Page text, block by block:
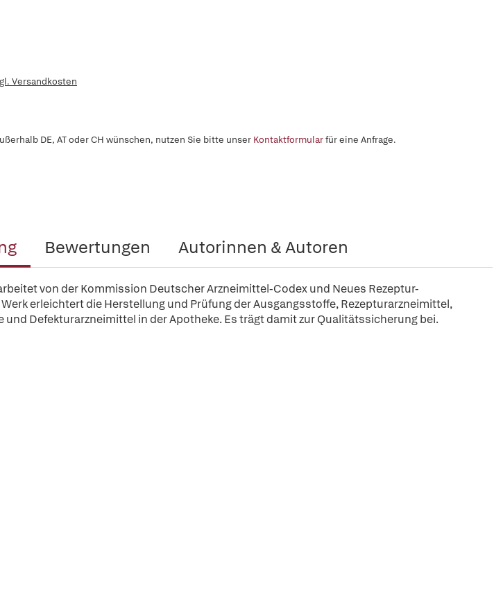
Versandkosten
DE, AT oder CH wünschen, nutzen Sie bitte unser Kontaktformularfür eine Anfrage.
Bewertungen Autorinnen & Autoren
von der Kommission Deutscher Arzneimittel-Codex und Neues Rezeptur-
erleichtert die Herstellung und Prüfung der Ausgangsstoffe, Rezepturarzneimittel,
Defekturarzneimittel in der Apotheke. Es trägt damit zur Qualitätssicherung bei.